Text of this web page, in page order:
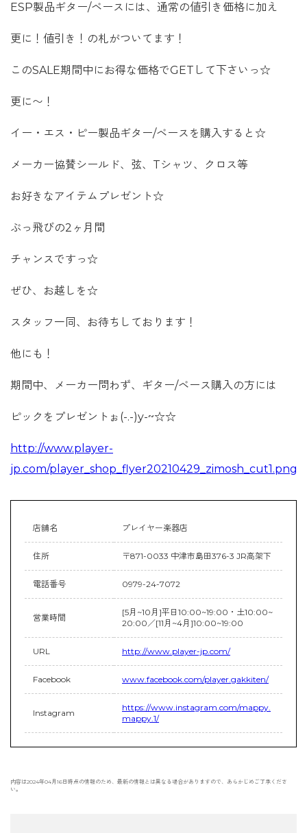
ESP製品ギター/ベースには、通常の値引き価格に加え
更に！値引き！の札がついてます！
このSALE期間中にお得な価格でGETして下さいっ☆
更に〜！
イー・エス・ピー製品ギター/ベースを購入すると☆
メーカー協賛シールド、弦、Tシャツ、クロス等
お好きなアイテムプレゼント☆
ぶっ飛びの2ヶ月間
チャンスですっ☆
ぜひ、お越しを☆
スタッフ一同、お待ちしております！
他にも！
期間中、メーカー問わず、ギター/ベース購入の方には
ピックをプレゼントぉ(-.-)y-~☆☆
http://www.player-
jp.com/player_shop_flyer20210429_zimosh_cut1.png
店舗名 プレイヤー楽器店
住所 〒871-0033 中津市島田376-3 JR高架下
電話番号 0979-24-7072
営業時間
[5月~10月]平日10:00~19:00・土10:00~
20:00／[11月~4月]10:00~19:00
URL http://www.player-jp.com/
Facebook www.facebook.com/player.gakkiten/
Instagram
https://www.instagram.com/mappy.
mappy.1/
内容は2024年04月16日時点の情報のため、最新の情報とは異なる場合がありますので、あらかじめご了承くださ
い。